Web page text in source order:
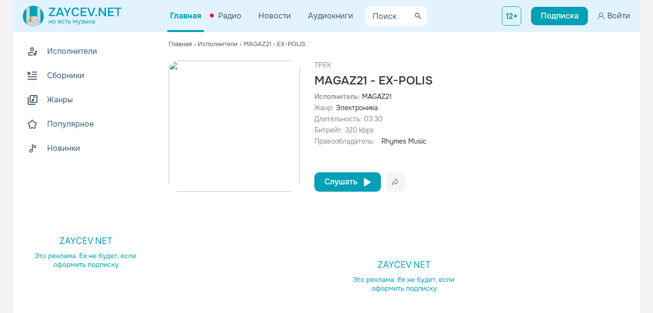
Главная Радио Новости Аудиокниги 12+ Подписка Войти
Исполнители
Сборники
Жанры
Популярное
Новинки
Главная › Исполнители › MAGAZ21 › EX-POLIS
ТРЕК
MAGAZ21 - EX-POLIS
Исполнитель: MAGAZ21
Жанр: Электроника
Длительность: 03:30
Битрейт: 320 kbps
Правообладатель:
Rhymes Music
Слушать
Копировать ссылку